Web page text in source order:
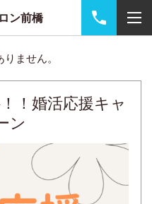
ン前橋
ません。
！婚活応援キャ
ン